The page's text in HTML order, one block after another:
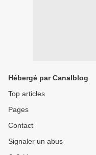
Hébergé par Canalblog
Top articles
Pages
Contact
Signaler un abus